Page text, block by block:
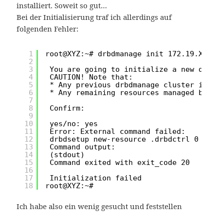
installiert. Soweit so gut…
Bei der Initialisierung traf ich allerdings auf
folgenden Fehler:
1
2
3
4
5
6
7
8
9
10
11
12
13
14
15
16
17
18
root@XYZ:~# drbdmanage init
You are going to initialize a new
CAUTION! Note that:
* Any previous drbdmanage cluster
* Any remaining resources managed
Confirm:
yes/no: yes
Error: External command failed:
drbdsetup new-resource .drbdctrl 0
Command output:
(stdout)
Command exited with exit_code 20
Initialization failed
root@XYZ:~#
Ich habe also ein wenig gesucht und feststellen